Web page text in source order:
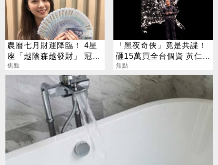
農曆七月財運降臨！ 4星
座「越陰森越發財」 冠軍
賺到翻
焦點
「黑夜奇俠」竟是共諜！
砸15萬買全台個資 黃仁
勳、張麗善也受害
焦點